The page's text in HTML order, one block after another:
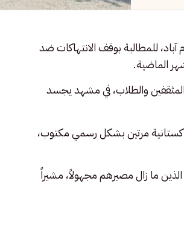
للمطالبة بوقف الانتهاكات ضد
والطلاب، في مشهد يجسد
مرتين بشكل رسمي مكتوب،
ما زال مصيرهم مجهولاً، مشيراً